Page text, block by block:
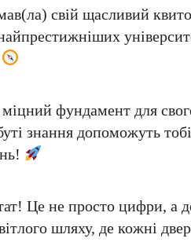
свій щасливий
фундамент для
знання допоможуть
Це не просто цифри, а
шляху, де кожні